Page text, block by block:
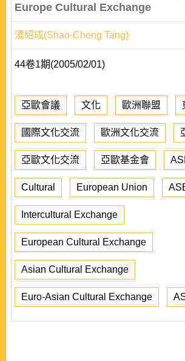
Europe Cultural Exchange
湯紹成(Shao-Cheng Tang)
44卷1期(2005/02/01)
亞歐會議 文化 歐洲聯盟
國際文化交流 歐洲文化交流
亞歐文化交流 亞歐基金會
Cultural European Union
Intercultural Exchange
European Cultural Exchange
Asian Cultural Exchange
Euro-Asian Cultural Exchange